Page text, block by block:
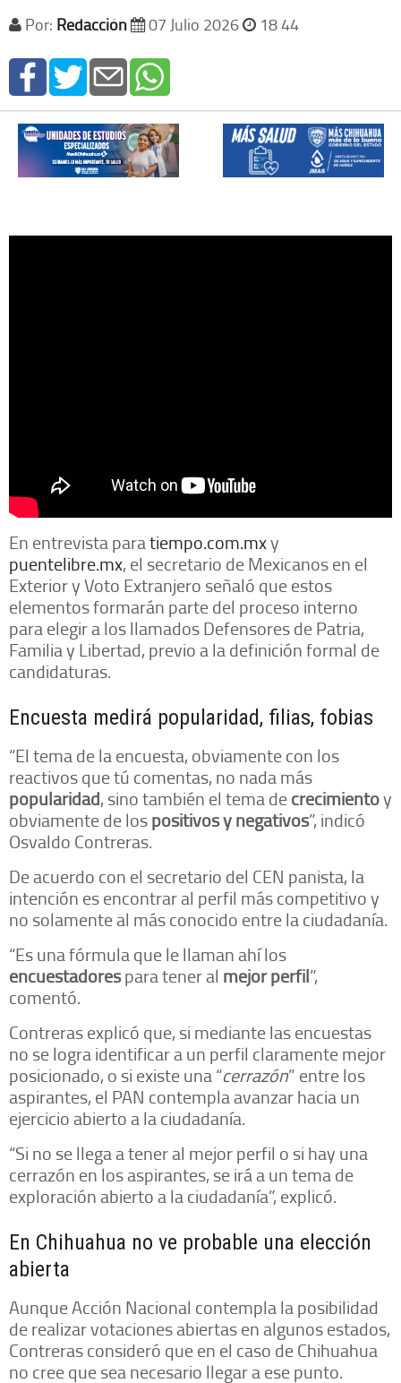
Por: Redacción 07 Julio 2026 18 44
En entrevista paratiempo.com.mxy
puentelibre.mx, el secretario de Mexicanos en el
Exterior y Voto Extranjero señaló que estos
elementos formarán parte del proceso interno
para elegir a los llamados Defensores de Patria,
Familia y Libertad, previo a la definición formal de
candidaturas.
Encuesta medirá popularidad, filias, fobias
“El tema de la encuesta, obviamente con los
reactivos que tú comentas, no nada más
popularidad, sino también el tema decrecimientoy
obviamente de lospositivos y negativos”, indicó
Osvaldo Contreras.
De acuerdo con el secretario del CEN panista, la
intención es encontrar al perfil más competitivo y
no solamente al más conocido entre la ciudadanía.
“Es una fórmula que le llaman ahí los
encuestadorespara tener al mejor perfil”,
comentó.
Contreras explicó que, si mediante las encuestas
no se logra identificar a un perfil claramente mejor
posicionado, o si existe una “cerrazón” entre los
aspirantes, el PAN contempla avanzar hacia un
ejercicio abierto a la ciudadanía.
“Si no se llega a tener al mejor perfil o si hay una
cerrazón en los aspirantes, se irá a un tema de
exploración abierto a la ciudadanía”, explicó.
En Chihuahua no ve probable una elección
abierta
Aunque Acción Nacional contempla la posibilidad
de realizar votaciones abiertas en algunos estados,
Contreras consideró que en el caso de Chihuahua
no cree que sea necesario llegar a ese punto.